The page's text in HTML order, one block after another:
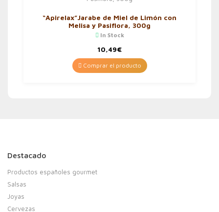
“Apirelax”Jarabe de Miel de Limón con
Melisa y Pasiflora, 300g
In Stock
10,49€
Comprar el producto
Destacado
Productos españoles gourmet
Salsas
Joyas
Cervezas